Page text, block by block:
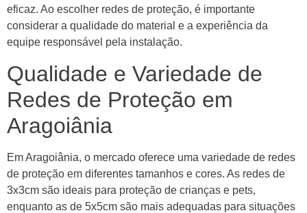
eficaz. Ao escolher redes de proteção, é importante
considerar a qualidade do material e a experiência da
equipe responsável pela instalação.
Qualidade e Variedade de
Redes de Proteção em
Aragoiânia
Em Aragoiânia, o mercado oferece uma variedade de redes
de proteção em diferentes tamanhos e cores. As redes de
3x3cm são ideais para proteção de crianças e pets,
enquanto as de 5x5cm são mais adequadas para situações